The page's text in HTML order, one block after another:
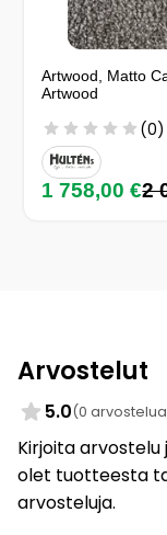
Artwood, Matto
Artwood
(0)
1 758,00 €2
Arvostelut
5.0(0
Kirjoita
olet tuotteesta
arvosteluja.